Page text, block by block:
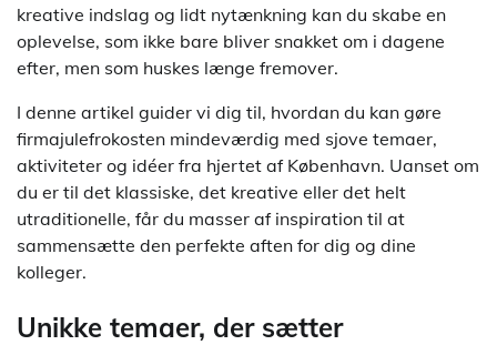
kreative indslag og lidt nytænkning kan du skabe en
oplevelse, som ikke bare bliver snakket om i dagene
efter, men som huskes længe fremover.
I denne artikel guider vi dig til, hvordan du kan gøre
firmajulefrokosten mindeværdig med sjove temaer,
aktiviteter og idéer fra hjertet af København. Uanset om
du er til det klassiske, det kreative eller det helt
utraditionelle, får du masser af inspiration til at
sammensætte den perfekte aften for dig og dine
kolleger.
Unikke temaer, der sætter